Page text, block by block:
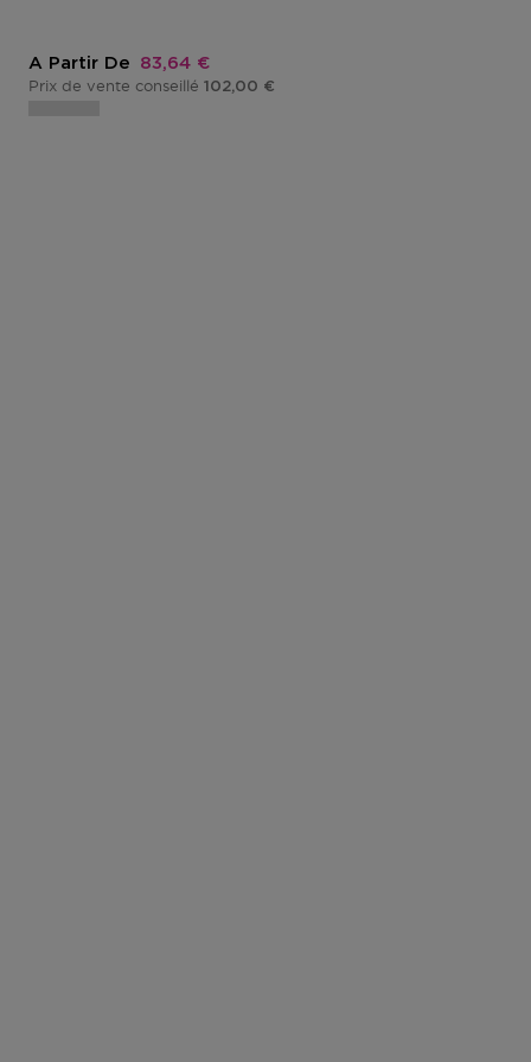
A Partir De Prix promotionnel
83,64 €
Prix de vente conseillé 102,00 €